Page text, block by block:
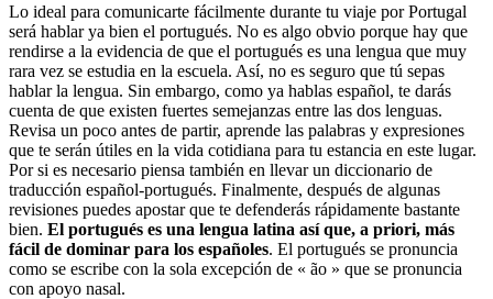
Lo ideal para comunicarte fácilmente durante tu viaje por Portugal
será hablar ya bien el portugués. No es algo obvio porque hay que
rendirse a la evidencia de que el portugués es una lengua que muy
rara vez se estudia en la escuela. Así, no es seguro que tú sepas
hablar la lengua. Sin embargo, como ya hablas español, te darás
cuenta de que existen fuertes semejanzas entre las dos lenguas.
Revisa un poco antes de partir, aprende las palabras y expresiones
que te serán útiles en la vida cotidiana para tu estancia en este lugar.
Por si es necesario piensa también en llevar un diccionario de
traducción español-portugués. Finalmente, después de algunas
revisiones puedes apostar que te defenderás rápidamente bastante
bien. El portugués es una lengua latina así que, a priori, más
fácil de dominar para los españoles. El portugués se pronuncia
como se escribe con la sola excepción de « ão » que se pronuncia
con apoyo nasal.